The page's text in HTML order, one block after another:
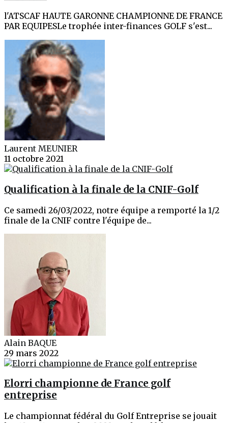
l'ATSCAF HAUTE GARONNE CHAMPIONNE DE FRANCE
PAR EQUIPESLe trophée inter-finances GOLF s'est...
Laurent MEUNIER
11 octobre 2021
Qualification à la finale de la CNIF-Golf
Ce samedi 26/03/2022, notre équipe a remporté la 1/2
finale de la CNIF contre l'équipe de...
Alain BAQUE
29 mars 2022
Elorri championne de France golf
entreprise
Le championnat fédéral du Golf Entreprise se jouait